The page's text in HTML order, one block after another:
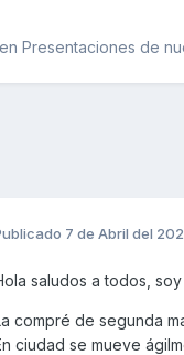
en Presentaciones de
7 de Abril del
saludos a todos,
compré de segunda
ciudad se mueve